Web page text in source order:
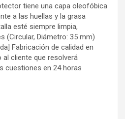
tiene una capa oleofóbica
a las huellas y la grasa
esté siempre limpia,
(Circular, Diámetro: 35 mm)
Fabricación de calidad en
al cliente que resolverá
cuestiones en 24 horas